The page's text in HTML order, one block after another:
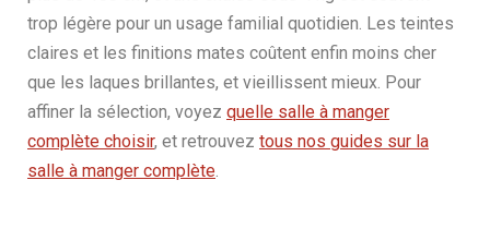
trop légère pour un usage familial quotidien. Les teintes
claires et les finitions mates coûtent enfin moins cher
que les laques brillantes, et vieillissent mieux. Pour
affiner la sélection, voyez quelle salle à manger
complète choisir, et retrouvez tous nos guides sur la
salle à manger complète.